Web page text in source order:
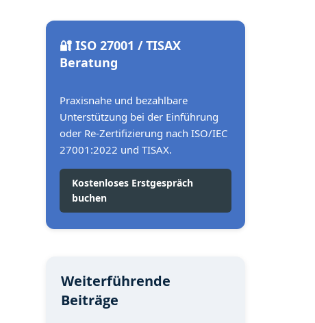
🔐 ISO 27001 / TISAX
Beratung
Praxisnahe und bezahlbare
Unterstützung bei der Einführung
oder Re-Zertifizierung nach ISO/IEC
27001:2022 und TISAX.
Kostenloses Erstgespräch
buchen
Weiterführende
Beiträge